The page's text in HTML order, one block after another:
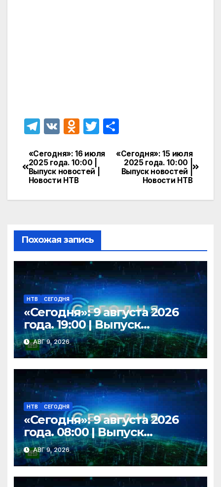
T
e
gr
a
m
V
O
n
o
a
s
ni
ki
T
itt
er
п
р
в
ь
Навигация
по
записям
«Сегодня»: 15 июля
2025 года. 10:00 |
Выпуск новостей |
Новости НТВ
«Сегодня»: 16 июля
2025 года. 10:00 |
Выпуск новостей |
Новости НТВ
Похожая запись
НТВ СЕГОДНЯ
«Сегодня»: 9 августа 2026
года. 19:00 | Выпуск
новостей | Новости НТВ
АВГ 9, 2026
НТВ СЕГОДНЯ
«Сегодня»: 9 августа 2026
года. 08:00 | Выпуск
новостей | Новости НТВ
АВГ 9, 2026